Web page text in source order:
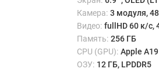
Камера: 3 модуля,
Видео: fullHD 60 к/с,
Память: 256 ГБ
CPU (GPU): Apple
ОЗУ: 12 ГБ, LPDDR5